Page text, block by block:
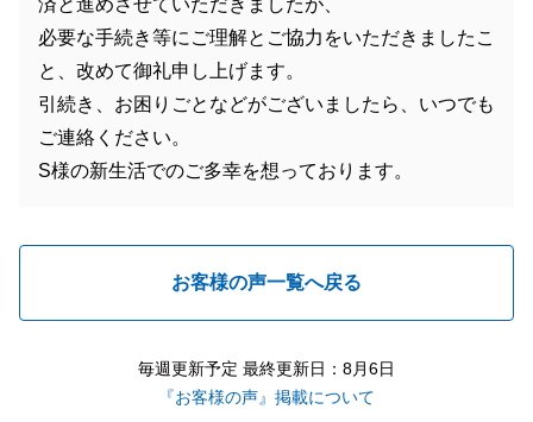
済と進めさせていただきましたが、
必要な手続き等にご理解とご協力をいただきましたこ
と、改めて御礼申し上げます。
引続き、お困りごとなどがございましたら、いつでも
ご連絡ください。
S様の新生活でのご多幸を想っております。
お客様の声一覧へ戻る
毎週更新予定 最終更新日：8月6日
『お客様の声』掲載について